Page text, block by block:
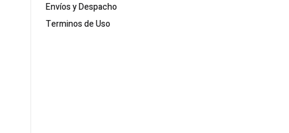
Envíos y Despacho
Terminos de Uso